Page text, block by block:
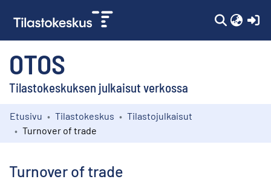
OTOS
Tilastokeskuksen julkaisut verkossa
Kokoelmat
Etusivu Tilastokeskus
Tilastojulkaisut
Turnover of trade
Turnover of trade